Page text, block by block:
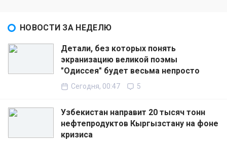
НОВОСТИ ЗА НЕДЕЛЮ
Детали, без которых понять
экранизацию великой поэмы
"Одиссея" будет весьма непросто
Сегодня, 00:47 5
Узбекистан направит 20 тысяч тонн
нефтепродуктов Кыргызстану на фоне
кризиса